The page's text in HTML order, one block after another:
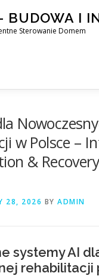
BUDOWA I
Sterowanie Domem
– AUTOMATYKA,
w Polsce –
&
28, 2026 BY ADMIN
systemy AI
rehabilitacji